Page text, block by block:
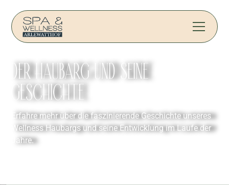
DER HAUBARG UND SEINE
GESCHICHTE
Erfahre mehr über die faszinierende Geschichte unseres
Wellness Haubargs und seine Entwicklung im Laufe der
Jahre.